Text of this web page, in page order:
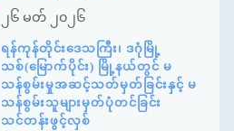
၂၆ မတ် ၂၀၂၆
ရန်ကုန်တိုင်းဒေသကြီး၊ ဒဂုံမြို့
သစ်(မြောက်ပိုင်း) မြို့နယ်တွင် မ
သန်စွမ်းမှုအဆင့်သတ်မှတ်ခြင်းနှင့် မ
သန်စွမ်းသူများမှတ်ပုံတင်ခြင်း
သင်တန်းဖွင့်လှစ်